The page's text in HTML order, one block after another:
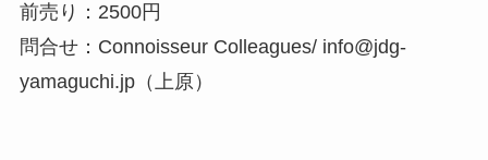
前売り：2500円
問合せ：Connoisseur Colleagues/ info@jdg-
yamaguchi.jp（上原）